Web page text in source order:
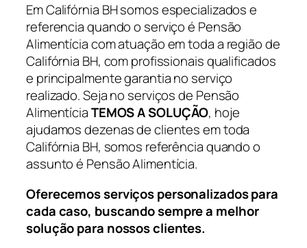
Em Califórnia BH somos especializados e
referencia quando o serviço é Pensão
Alimentícia com atuação em toda a região de
Califórnia BH, com profissionais qualificados
e principalmente garantia no serviço
realizado. Seja no serviços de Pensão
AlimentíciaTEMOS A SOLUÇÃO, hoje
ajudamos dezenas de clientes em toda
Califórnia BH, somos referência quando o
assunto é Pensão Alimentícia.
Oferecemos serviços personalizados para
cada caso, buscando sempre a melhor
solução para nossos clientes.